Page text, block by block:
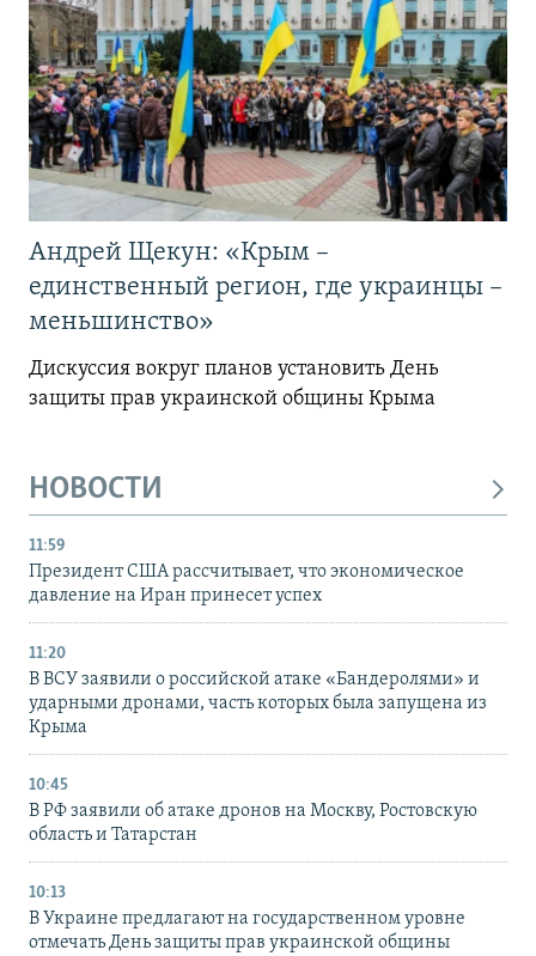
Андрей Щекун: «Крым –
единственный регион, где украинцы –
меньшинство»
Дискуссия вокруг планов установить День
защиты прав украинской общины Крыма
НОВОСТИ
11:59
Президент США рассчитывает, что экономическое
давление на Иран принесет успех
11:20
В ВСУ заявили о российской атаке «Бандеролями» и
ударными дронами, часть которых была запущена из
Крыма
10:45
В РФ заявили об атаке дронов на Москву, Ростовскую
область и Татарстан
10:13
В Украине предлагают на государственном уровне
отмечать День защиты прав украинской общины